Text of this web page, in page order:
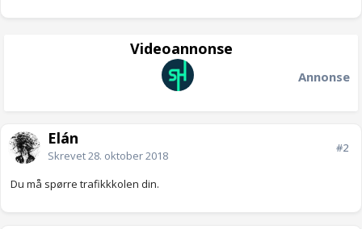
Videoannonse
Annonse
Elán
Skrevet28. oktober 2018
#2
Du må spørre trafikkkolen din.